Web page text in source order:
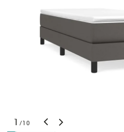
1 /10